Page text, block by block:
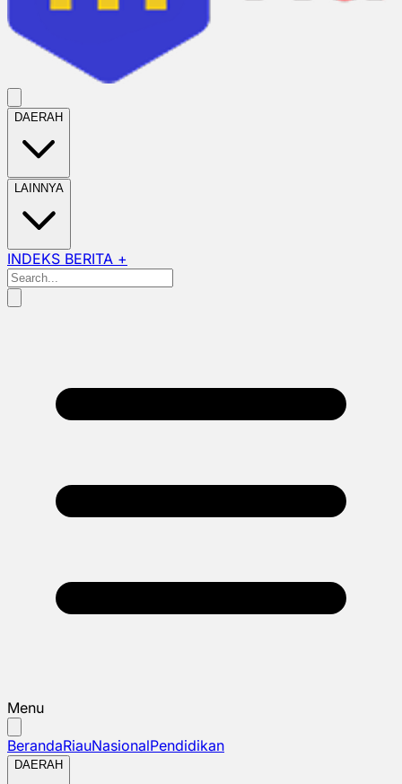
DAERAH
LAINNYA
INDEKS BERITA +
Menu
BerandaRiauNasionalPendidikan
DAERAH